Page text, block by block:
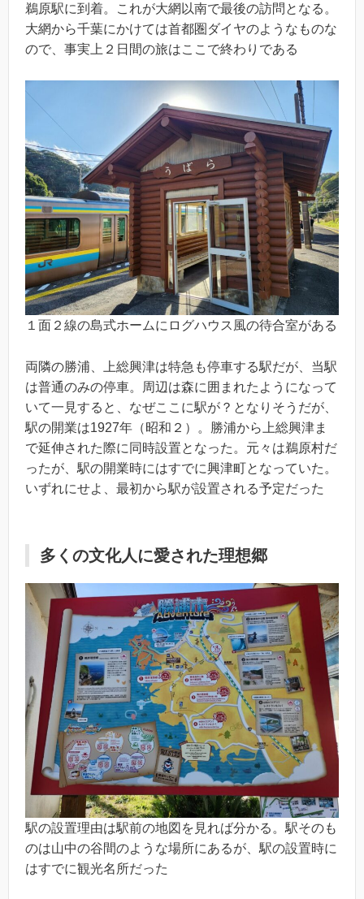
鵜原駅に到着。これが大網以南で最後の訪問となる。
大網から千葉にかけては首都圏ダイヤのようなものな
ので、事実上２日間の旅はここで終わりである
１面２線の島式ホームにログハウス風の待合室がある
両隣の勝浦、上総興津は特急も停車する駅だが、当駅
は普通のみの停車。周辺は森に囲まれたようになって
いて一見すると、なぜここに駅が？となりそうだが、
駅の開業は1927年（昭和２）。勝浦から上総興津ま
で延伸された際に同時設置となった。元々は鵜原村だ
ったが、駅の開業時にはすでに興津町となっていた。
いずれにせよ、最初から駅が設置される予定だった
多くの文化人に愛された理想郷
駅の設置理由は駅前の地図を見れば分かる。駅そのも
のは山中の谷間のような場所にあるが、駅の設置時に
はすでに観光名所だった